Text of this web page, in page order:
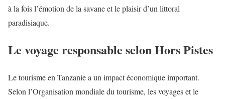
à la fois l’émotion de la savane et le plaisir d’un littoral
paradisiaque.
Le voyage responsable selon Hors Pistes
Le tourisme en Tanzanie a un impact économique important.
Selon l’Organisation mondiale du tourisme, les voyages et le